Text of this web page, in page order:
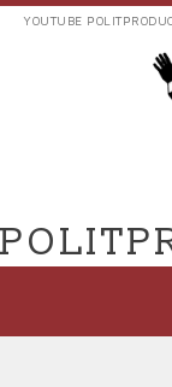
Aller
EXTERNES
YOUTUBE